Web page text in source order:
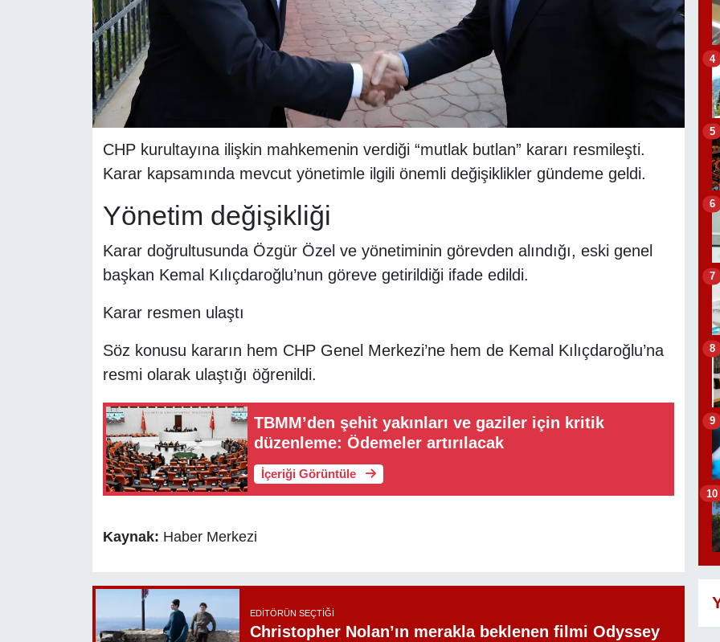
CHP kurultayına ilişkin mahkemenin verdiği “mutlak butlan” kararı resmileşti.
Karar kapsamında mevcut yönetimle ilgili önemli değişiklikler gündeme geldi.
Yönetim değişikliği
Karar doğrultusunda Özgür Özel ve yönetiminin görevden alındığı, eski genel
başkan Kemal Kılıçdaroğlu’nun göreve getirildiği ifade edildi.
Karar resmen ulaştı
Söz konusu kararın hem CHP Genel Merkezi’ne hem de Kemal Kılıçdaroğlu’na
resmi olarak ulaştığı öğrenildi.
TBMM’den şehit yakınları ve gaziler için kritik
düzenleme: Ödemeler artırılacak
İçeriği Görüntüle
Kaynak: Haber Merkezi
EDITÖRÜN SEÇTIĞI
Christopher Nolan’ın merakla beklenen filmi Odyssey
4
5
6
7
8
9
10